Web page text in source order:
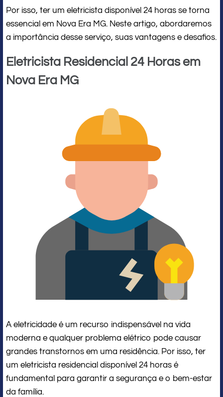
Por isso, ter um eletricista disponível 24 horas se torna
essencial em Nova Era MG. Neste artigo, abordaremos
a importância desse serviço, suas vantagens e desafios.
Eletricista Residencial 24 Horas em
Nova Era MG
A eletricidade é um recurso indispensável na vida
moderna e qualquer problema elétrico pode causar
grandes transtornos em uma residência. Por isso, ter
um eletricista residencial disponível 24 horas é
fundamental para garantir a segurança e o bem-estar
da família.